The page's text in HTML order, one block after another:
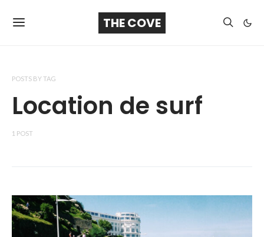
THE COVE
POSTS BY TAG
Location de surf
1 POST